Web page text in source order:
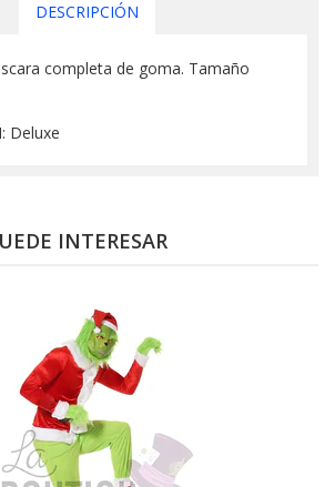
DESCRIPCIÓN
completa de goma. Tamaño
Deluxe
INTERESAR